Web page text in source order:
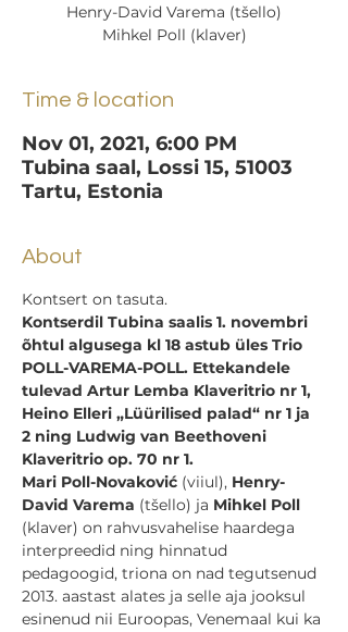
Henry-David Varema (tšello)
Mihkel Poll (klaver)
Time & location
Nov 01, 2021, 6:00 PM
Tubina saal, Lossi 15, 51003
Tartu, Estonia
About
Kontsert on tasuta.
Kontserdil Tubina saalis 1. novembri
õhtul algusega kl 18 astub üles Trio
POLL-VAREMA-POLL. Ettekandele
tulevad Artur Lemba Klaveritrio nr 1,
Heino Elleri „Lüürilised palad“ nr 1 ja
2 ning Ludwig van Beethoveni
Klaveritrio op. 70 nr 1.
Mari Poll-Novaković (viiul), Henry-
David Varema (tšello) ja Mihkel Poll
(klaver) on rahvusvahelise haardega
interpreedid ning hinnatud
pedagoogid, triona on nad tegutsenud
2013. aastast alates ja selle aja jooksul
esinenud nii Euroopas, Venemaal kui ka